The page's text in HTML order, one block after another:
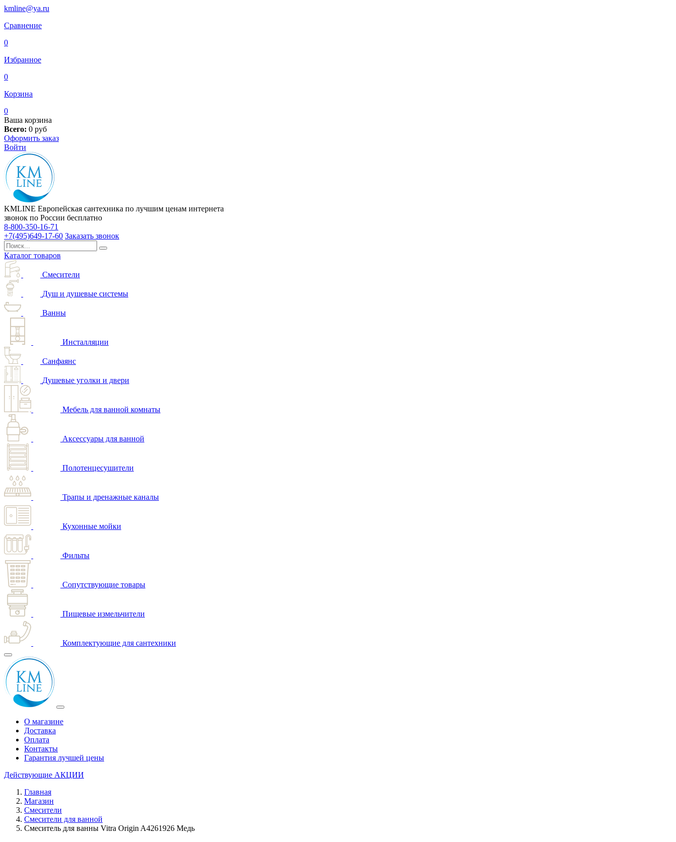
kmline@ya.ru
Сравнение
0
Избранное
0
Корзина
0
Ваша корзина
Всего: 0 руб
Оформить заказ
Войти
KMLINE Европейская сантехника по лучшим ценам интернета
звонок по России бесплатно
8-800-350-16-71
+7(495)649-17-60 Заказать звонок
Каталог товаров
Смесители
Душ и душевые системы
Ванны
Инсталляции
Санфаянс
Душевые уголки и двери
Мебель для ванной комнаты
Аксессуары для ванной
Полотенцесушители
Трапы и дренажные каналы
Кухонные мойки
Фильты
Сопутствующие товары
Пищевые измельчители
Комплектующие для сантехники
О магазине
Доставка
Оплата
Контакты
Гарантия лучшей цены
Действующие АКЦИИ
Главная
Магазин
Смесители
Смесители для ванной
Смеситель для ванны Vitra Origin A4261926 Медь